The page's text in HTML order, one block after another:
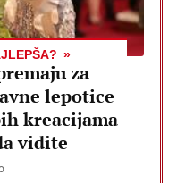
za
lepotice
kreacijama
vidite